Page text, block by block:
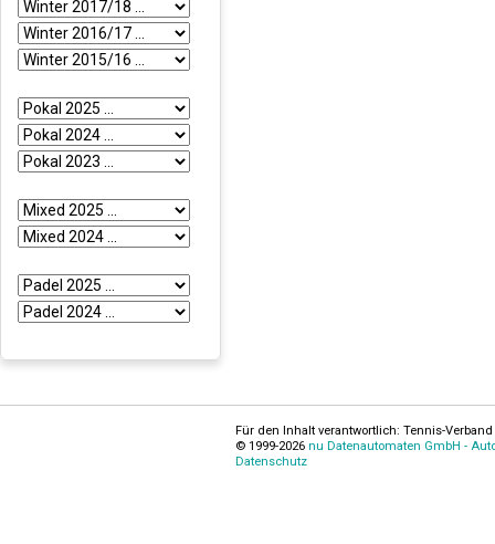
Für den Inhalt verantwortlich: Tennis-
© 1999-2026 nu Datenautomaten GmbH -
Datenschutz